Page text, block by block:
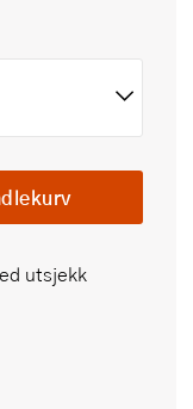
utsjekk